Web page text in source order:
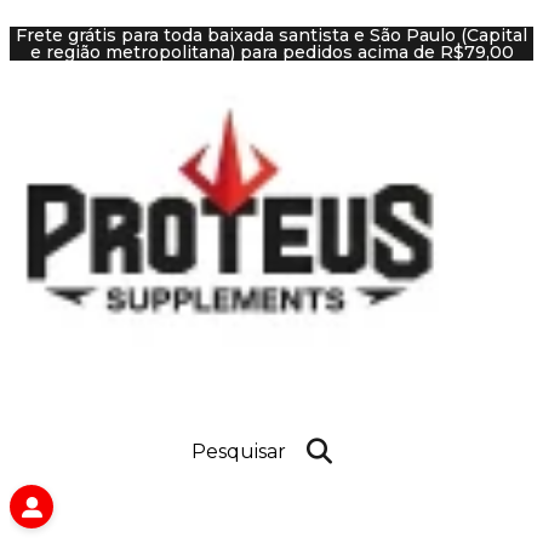
para
o
Frete grátis para toda baixada santista e São Paulo (Capital
e região metropolitana) para pedidos acima de R$79,00
Pesquisar